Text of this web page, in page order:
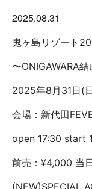
2025.08.31
鬼ヶ島リゾート
〜ONIGAWARA
2025年8月31日(
会場：新代田
open 17:30 start
前売：¥4,000 当